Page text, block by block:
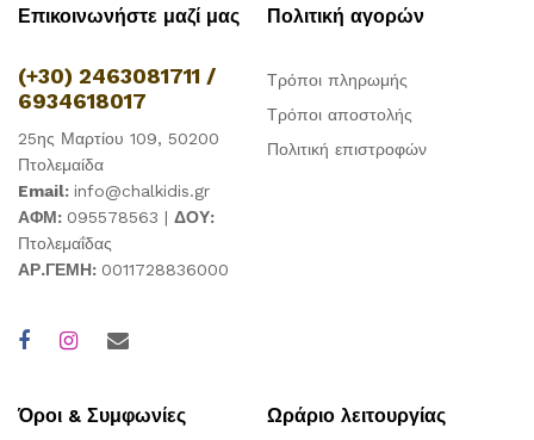
Επικοινωνήστε μαζί μας
(+30) 2463081711 /
6934618017
25ης Μαρτίου 109, 50200
Πτολεμαίδα
Email: info@chalkidis.gr
ΑΦΜ: 095578563 | ΔΟΥ:
Πτολεμαΐδας
ΑΡ.ΓΕΜΗ: 0011728836000
Πολιτική αγορών
Τρόποι πληρωμής
Τρόποι αποστολής
Πολιτική επιστροφών
Όροι & Συμφωνίες Ωράριο λειτουργίας